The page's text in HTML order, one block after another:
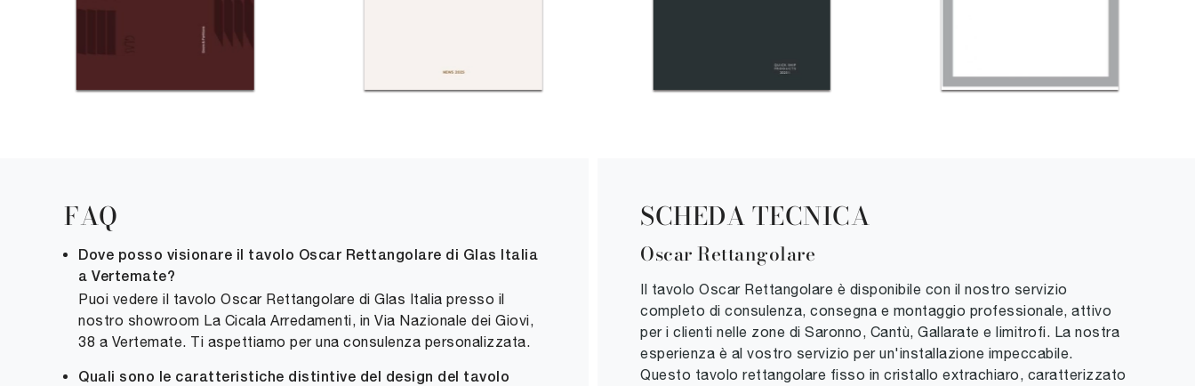
FAQ
Dove posso visionare il tavolo Oscar Rettangolare di Glas Italia
a Vertemate?
Puoi vedere il tavolo Oscar Rettangolare di Glas Italia presso il
nostro showroom La Cicala Arredamenti, in Via Nazionale dei Giovi,
38 a Vertemate. Ti aspettiamo per una consulenza personalizzata.
Quali sono le caratteristiche distintive del design del tavolo
SCHEDA TECNICA
Oscar Rettangolare
Il tavolo Oscar Rettangolare è disponibile con il nostro servizio
completo di consulenza, consegna e montaggio professionale, attivo
per i clienti nelle zone di Saronno, Cantù, Gallarate e limitrofi. La nostra
esperienza è al vostro servizio per un'installazione impeccabile.
Questo tavolo rettangolare fisso in cristallo extrachiaro, caratterizzato